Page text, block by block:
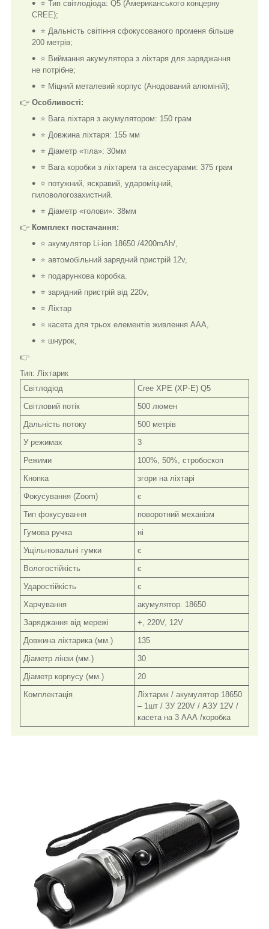
⭐ Тип світлодіода: Q5 (Американського концерну
CREE);
⭐ Дальність світіння сфокусованого променя більше
200 метрів;
⭐ Виймання акумулятора з ліхтаря для заряджання
не потрібне;
⭐ Міцний металевий корпус (Анодований алюміній);
👉 Особливості:
⭐ Вага ліхтаря з акумулятором: 150 грам
⭐ Довжина ліхтаря: 155 мм
⭐ Діаметр «тіла»: 30мм
⭐ Вага коробки з ліхтарем та аксесуарами: 375 грам
⭐ потужний, яскравий, удароміцний,
пиловологозахистний.
⭐ Діаметр «голови»: 38мм
👉 Комплект постачання:
⭐ акумулятор Li-ion 18650 /4200mAh/,
⭐ автомобільний зарядний пристрій 12v,
⭐ подарункова коробка.
⭐ зарядний пристрій від 220v,
⭐ Ліхтар
⭐ касета для трьох елементів живлення ААА,
⭐ шнурок,
👉
Тип: Ліхтарик
Світлодіод
Cree XPE (XP-E) Q5
Світловий потік
500 люмен
Дальність потоку
500 метрів
У режимах
3
Режими
100%, 50%, стробоскоп
Кнопка
згори на ліхтарі
Фокусування (Zoom)
є
Тип фокусування
поворотний механізм
Гумова ручка
ні
Ущільнювальні гумки
є
Вологостійкість
є
Ударостійкість
є
Харчування
акумулятор. 18650
Заряджання від мережі
+, 220V, 12V
Довжина ліхтарика (мм.)
135
Діаметр лінзи (мм.)
30
Діаметр корпусу (мм.)
20
Комплектація
Ліхтарик / акумулятор 18650
– 1шт / ЗУ 220V / АЗУ 12V /
касета на 3 ААА /коробка